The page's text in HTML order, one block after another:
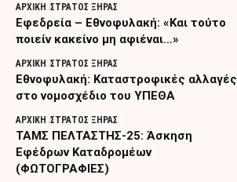
ΑΡΧΙΚΗ ΣΤΡΑΤΟΣ ΞΗΡΑΣ
Εφεδρεία – Εθνοφυλακή: «Και τούτο
ποιείν κακείνο μη αφιέναι…»
ΑΡΧΙΚΗ ΣΤΡΑΤΟΣ ΞΗΡΑΣ
Εθνοφυλακή: Καταστροφικές αλλαγές
στο νομοσχέδιο του ΥΠΕΘΑ
ΑΡΧΙΚΗ ΣΤΡΑΤΟΣ ΞΗΡΑΣ
ΤΑΜΣ ΠΕΛΤΑΣΤΗΣ-25: Άσκηση
Εφέδρων Καταδρομέων
(ΦΩΤΟΓΡΑΦΙΕΣ)